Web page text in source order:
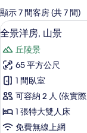
的
客
房
篩
選
條
件
顯示 7 間客房 (共 7 間)
顯
示
全
景
洋
房,
山
9
全景洋房, 山景
丘陵景
65 平方公尺
1 間臥室
可容納 2 人 (依實
1 張特大雙人床
免費無線上網